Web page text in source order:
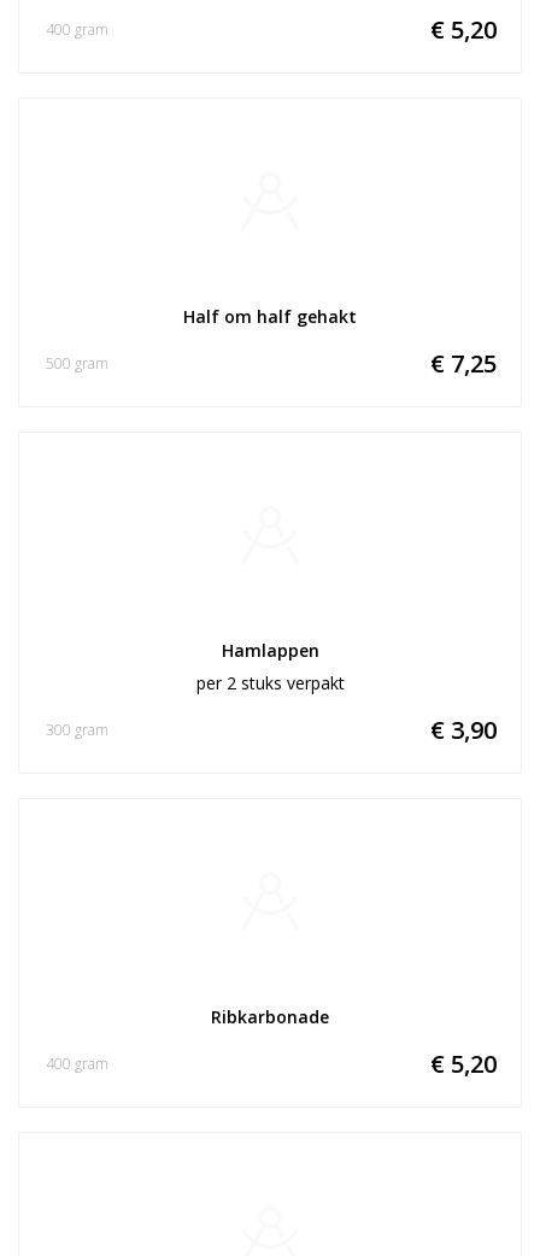
€ 5,20
400 gram
Half om half gehakt
€ 7,25
500 gram
Hamlappen
per 2 stuks verpakt
€ 3,90
300 gram
Ribkarbonade
€ 5,20
400 gram